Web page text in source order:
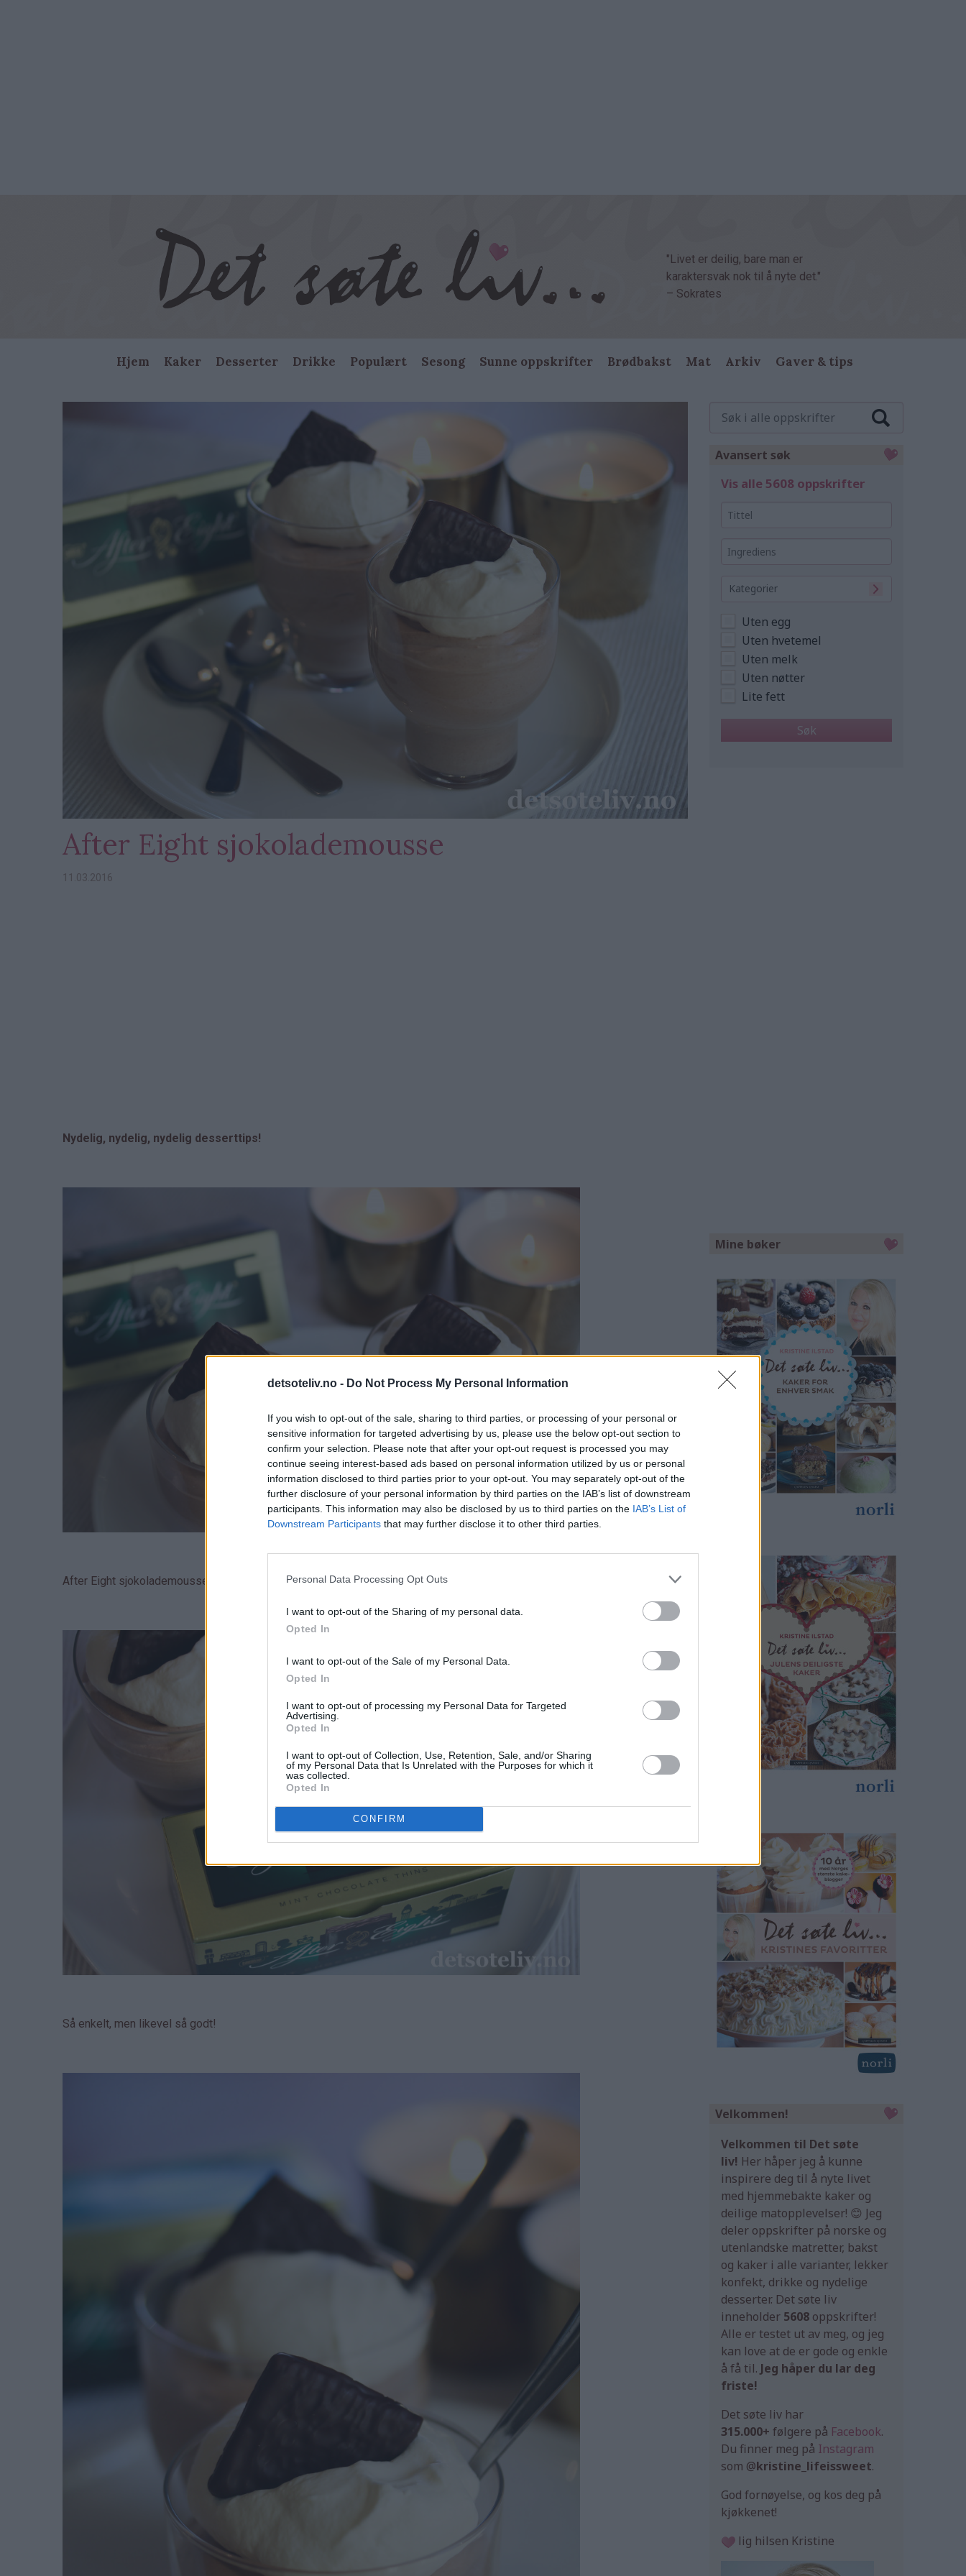
detsoteliv.no - Do Not Process My Personal Information
If you wish to opt-out of the sale, sharing to third parties, or processing of your personal or
sensitive information for targeted advertising by us, please use the below opt-out section to
confirm your selection. Please note that after your opt-out request is processed you may
continue seeing interest-based ads based on personal information utilized by us or personal
information disclosed to third parties prior to your opt-out. You may separately opt-out of the
further disclosure of your personal information by third parties on the IAB’s list of downstream
participants. This information may also be disclosed by us to third parties on the IAB’s List of
Downstream Participants that may further disclose it to other third parties.
Personal Data Processing Opt Outs
I want to opt-out of the Sharing of my personal data.
Opted In
I want to opt-out of the Sale of my Personal Data.
Opted In
I want to opt-out of processing my Personal Data for Targeted
Advertising.
Opted In
I want to opt-out of Collection, Use, Retention, Sale, and/or Sharing
of my Personal Data that Is Unrelated with the Purposes for which it
was collected.
Opted In
CONFIRM
"Livet er deilig, bare man er
karaktersvak nok til å nyte det."
– Sokrates
Main
navigation
Hjem Kaker Desserter Drikke Populært Sesong Sunne oppskrifter Brødbakst Mat Arkiv Gaver & tips
After Eight sjokolademousse
11.03.2016
Nydelig, nydelig, nydelig desserttips!
After Eight sjokolademousse lages med smeltet After Eight og kremfløte.
Så enkelt, men likevel så godt!
Avansert søk
Vis alle 5608 oppskrifter
Kategorier
Uten egg
Uten hvetemel
Uten melk
Uten nøtter
Lite fett
Mine bøker
Velkommen!
Velkommen til Det søte
liv! Her håper jeg å kunne
inspirere deg til å nyte livet
med hjemmebakte kaker og
deilige matopplevelser! 😊 Jeg
deler oppskrifter på norske og
utenlandske matretter, bakst
og kaker i alle varianter, lekker
konfekt, drikke og nydelige
desserter. Det søte liv
inneholder 5608 oppskrifter!
Alle er testet ut av meg, og jeg
kan love at de er gode og enkle
å få til. Jeg håper du lar deg
friste!
Det søte liv har
315.000+ følgere på Facebook.
Du finner meg på Instagram
som @kristine_lifeissweet.
God fornøyelse, og kos deg på
kjøkkenet!
lig hilsen Kristine